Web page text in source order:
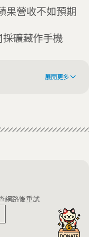
果營收不如預期
礦藏作手機
展開更多
‘slower’
網路後重試